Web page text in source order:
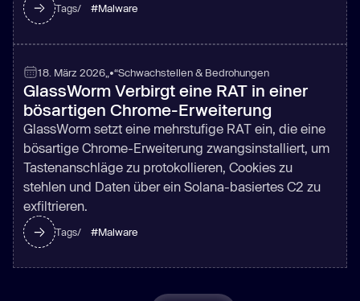
Tags/ #Malware
18. März 2026 „•“Schwachstellen & Bedrohungen
GlassWorm Verbirgt eine RAT in einer
bösartigen Chrome-Erweiterung
GlassWorm setzt eine mehrstufige RAT ein, die eine
bösartige Chrome-Erweiterung zwangsinstalliert, um
Tastenanschläge zu protokollieren, Cookies zu
stehlen und Daten über ein Solana-basiertes C2 zu
exfiltrieren.
Tags/ #Malware